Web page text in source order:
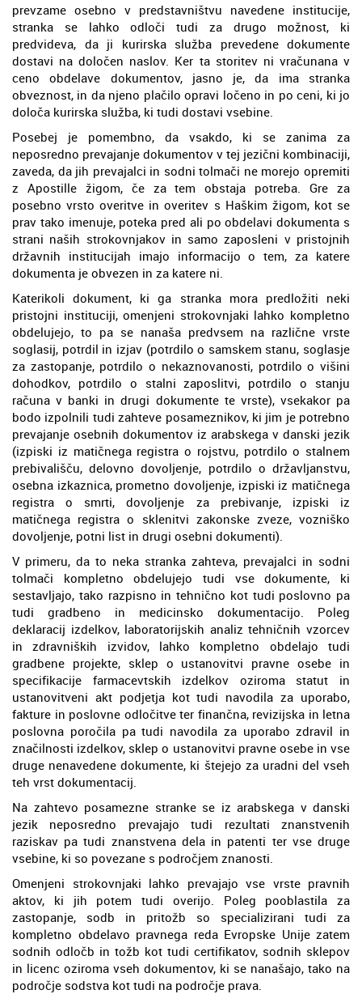
prevzame osebno v predstavništvu navedene institucije,
stranka se lahko odloči tudi za drugo možnost, ki
predvideva, da ji kurirska služba prevedene dokumente
dostavi na določen naslov. Ker ta storitev ni vračunana v
ceno obdelave dokumentov, jasno je, da ima stranka
obveznost, in da njeno plačilo opravi ločeno in po ceni, ki jo
določa kurirska služba, ki tudi dostavi vsebine.
Posebej je pomembno, da vsakdo, ki se zanima za
neposredno prevajanje dokumentov v tej jezični kombinaciji,
zaveda, da jih prevajalci in sodni tolmači ne morejo opremiti
z Apostille žigom, če za tem obstaja potreba. Gre za
posebno vrsto overitve in overitev s Haškim žigom, kot se
prav tako imenuje, poteka pred ali po obdelavi dokumenta s
strani naših strokovnjakov in samo zaposleni v pristojnih
državnih institucijah imajo informacijo o tem, za katere
dokumenta je obvezen in za katere ni.
Katerikoli dokument, ki ga stranka mora predložiti neki
pristojni instituciji, omenjeni strokovnjaki lahko kompletno
obdelujejo, to pa se nanaša predvsem na različne vrste
soglasij, potrdil in izjav (potrdilo o samskem stanu, soglasje
za zastopanje, potrdilo o nekaznovanosti, potrdilo o višini
dohodkov, potrdilo o stalni zaposlitvi, potrdilo o stanju
računa v banki in drugi dokumente te vrste), vsekakor pa
bodo izpolnili tudi zahteve posameznikov, ki jim je potrebno
prevajanje osebnih dokumentov iz arabskega v danski jezik
(izpiski iz matičnega registra o rojstvu, potrdilo o stalnem
prebivališču, delovno dovoljenje, potrdilo o državljanstvu,
osebna izkaznica, prometno dovoljenje, izpiski iz matičnega
registra o smrti, dovoljenje za prebivanje, izpiski iz
matičnega registra o sklenitvi zakonske zveze, vozniško
dovoljenje, potni list in drugi osebni dokumenti).
V primeru, da to neka stranka zahteva, prevajalci in sodni
tolmači kompletno obdelujejo tudi vse dokumente, ki
sestavljajo, tako razpisno in tehnično kot tudi poslovno pa
tudi gradbeno in medicinsko dokumentacijo. Poleg
deklaracij izdelkov, laboratorijskih analiz tehničnih vzorcev
in zdravniških izvidov, lahko kompletno obdelajo tudi
gradbene projekte, sklep o ustanovitvi pravne osebe in
specifikacije farmacevtskih izdelkov oziroma statut in
ustanovitveni akt podjetja kot tudi navodila za uporabo,
fakture in poslovne odločitve ter finančna, revizijska in letna
poslovna poročila pa tudi navodila za uporabo zdravil in
značilnosti izdelkov, sklep o ustanovitvi pravne osebe in vse
druge nenavedene dokumente, ki štejejo za uradni del vseh
teh vrst dokumentacij.
Na zahtevo posamezne stranke se iz arabskega v danski
jezik neposredno prevajajo tudi rezultati znanstvenih
raziskav pa tudi znanstvena dela in patenti ter vse druge
vsebine, ki so povezane s področjem znanosti.
Omenjeni strokovnjaki lahko prevajajo vse vrste pravnih
aktov, ki jih potem tudi overijo. Poleg pooblastila za
zastopanje, sodb in pritožb so specializirani tudi za
kompletno obdelavo pravnega reda Evropske Unije zatem
sodnih odločb in tožb kot tudi certifikatov, sodnih sklepov
in licenc oziroma vseh dokumentov, ki se nanašajo, tako na
področje sodstva kot tudi na področje prava.